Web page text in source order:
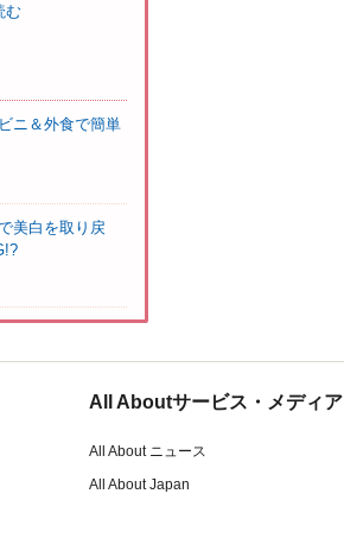
む
ニ＆外食で簡単
美白を取り戻
All Aboutサービス・メディア
All About ニュース
All About Japan